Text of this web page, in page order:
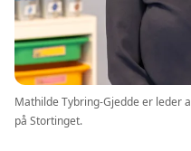
Mathilde Tybring-Gjedde er leder
på Stortinget.